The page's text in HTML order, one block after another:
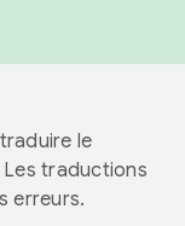
le
traductions
erreurs.